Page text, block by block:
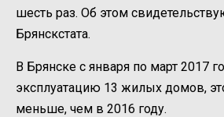
шесть раз. Об этом
Брянскстата.
В Брянске с января по март 2017
эксплуатацию 13 жилых домов,
меньше, чем в 2016 году.